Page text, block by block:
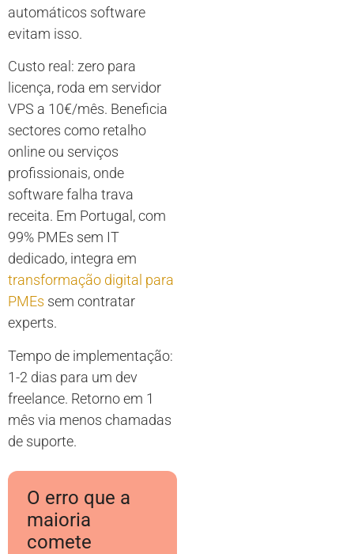
automáticos software
evitam isso.
Custo real: zero para
licença, roda em servidor
VPS a 10€/mês. Beneficia
sectores como retalho
online ou serviços
profissionais, onde
software falha trava
receita. Em Portugal, com
99% PMEs sem IT
dedicado, integra em
transformação digital para
PMEs sem contratar
experts.
Tempo de implementação:
1-2 dias para um dev
freelance. Retorno em 1
mês via menos chamadas
de suporte.
O erro que a
maioria
comete